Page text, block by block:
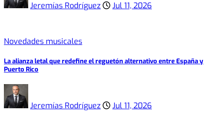
Jeremías Rodríguez Jul 11, 2026
Novedades musicales
La alianza letal que redefine el reguetón alternativo entre España y
Puerto Rico
Jeremías Rodríguez Jul 11, 2026